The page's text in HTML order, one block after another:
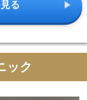
る
ック